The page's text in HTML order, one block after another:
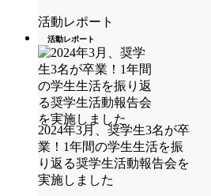
活動レポート
活動レポート
2024年3月、奨学生3名が卒
業！1年間の学生生活を振
り返る奨学生活動報告会を
実施しました